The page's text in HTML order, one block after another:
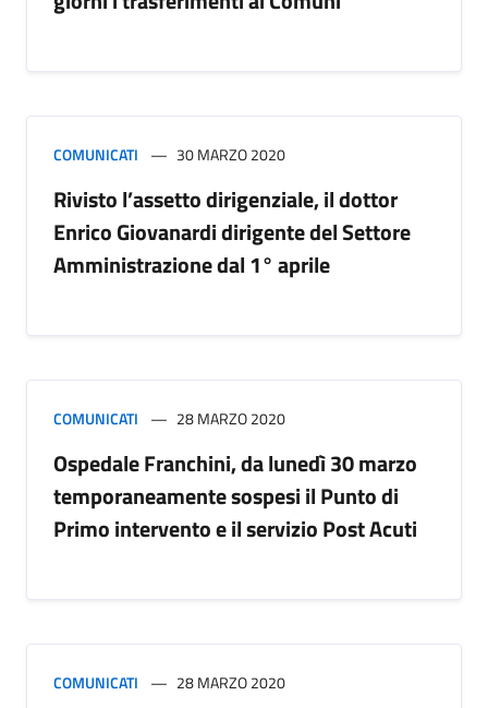
COMUNICATI 30 MARZO 2020
Rivisto l’assetto dirigenziale, il dottor
Enrico Giovanardi dirigente del Settore
Amministrazione dal 1° aprile
COMUNICATI 28 MARZO 2020
Ospedale Franchini, da lunedì 30 marzo
temporaneamente sospesi il Punto di
Primo intervento e il servizio Post Acuti
COMUNICATI 28 MARZO 2020